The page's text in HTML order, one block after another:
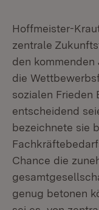
Hoffmeister-
zentrale
den kommenden
die
sozialen Frieden
entscheidend
bezeichnete sie
Chance die
genug betonen